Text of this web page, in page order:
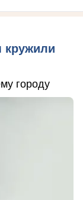
кружили
городу